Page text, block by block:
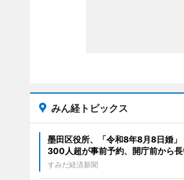
みん経トピックス
墨田区役所、「令和8年8月8日婚」
300人超が事前予約、開庁前から
すみだ経済新聞